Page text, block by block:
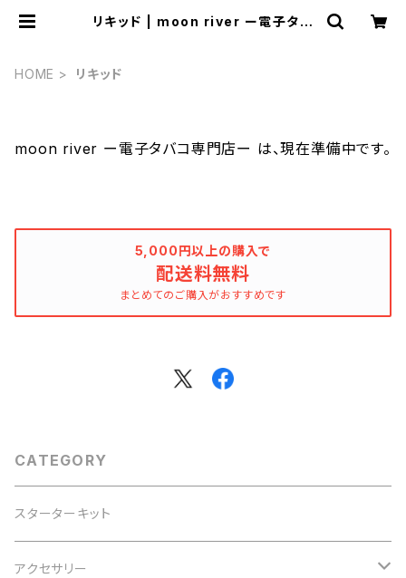
リキッド | moon river ー電子タバ
HOME リキッド
moon river ー電子タバコ専門店ー は、現在準備中です。
5,000円以上の購入で
配送料無料
まとめてのご購入がおすすめです
CATEGORY
スターターキット
アクセサリー